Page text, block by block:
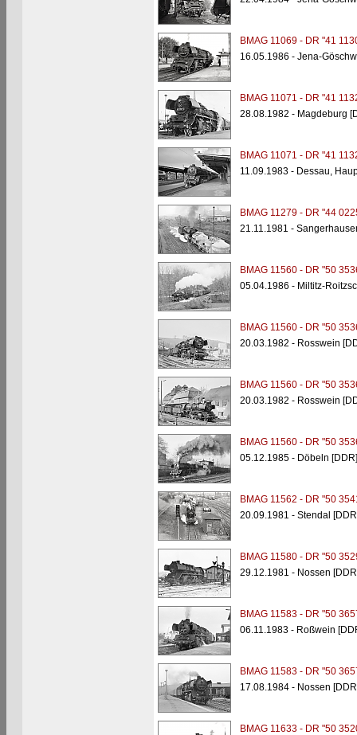
BMAG 11069 - DR "41
16.05.1986 - Jena-
BMAG 11071 - DR "41
28.08.1982 - Magdeburg
BMAG 11071 - DR "41
11.09.1983 - Dessau,
BMAG 11279 - DR "44
21.11.1981 -
BMAG 11560 - DR "50
05.04.1986 - Miltitz-
BMAG 11560 - DR "50
20.03.1982 - Rosswein
BMAG 11560 - DR "50
20.03.1982 - Rosswein
BMAG 11560 - DR "50
05.12.1985 - Döbeln [DDR]
BMAG 11562 - DR "50
20.09.1981 - Stendal
BMAG 11580 - DR "50
29.12.1981 - Nossen
BMAG 11583 - DR "50
06.11.1983 - Roßwein
BMAG 11583 - DR "50
17.08.1984 - Nossen
BMAG 11633 - DR "50